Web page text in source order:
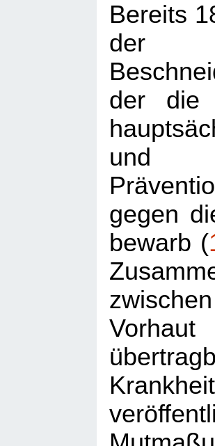
Bereits
der
der die
und
gegen
bewarb (